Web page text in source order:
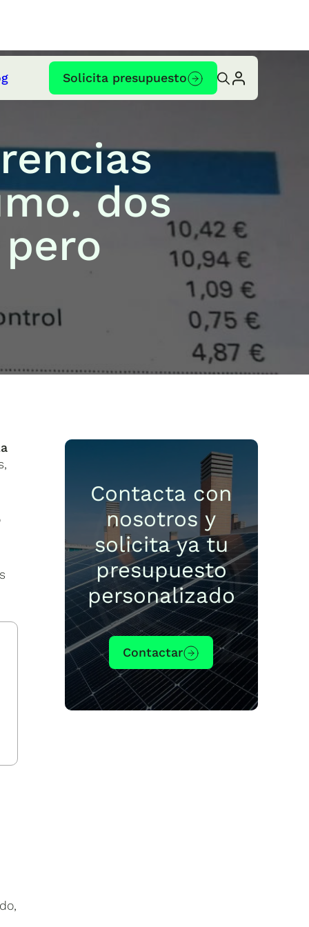
Solicita presupuesto
dos
Contacta con
nosotros y
solicita ya tu
presupuesto
personalizado
Contactar